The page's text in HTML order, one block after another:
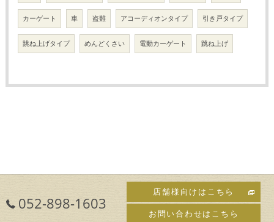
カーゲート 車 盗難 アコーディオンタイプ 引き戸タイプ
跳ね上げタイプ めんどくさい 電動カーゲート 跳ね上げ
052-898-1603
店舗様向けはこちら
お問い合わせはこちら